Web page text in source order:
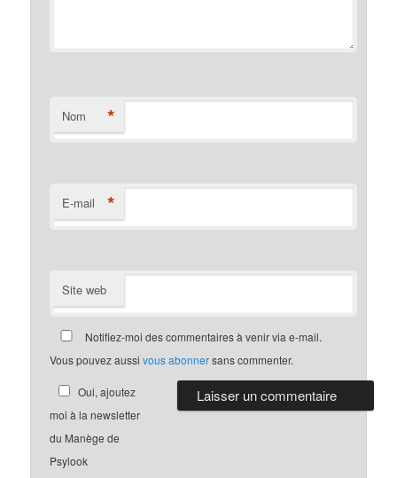
Nom *
E-mail *
Site web
Notifiez-moi des commentaires à venir via e-mail.
Vous pouvez aussivous abonnersans commenter.
Oui, ajoutez
moi à la newsletter
du Manège de
Psylook